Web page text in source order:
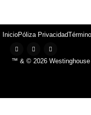
InicioPóliza Privacidad
™ & © 2026 Westinghouse